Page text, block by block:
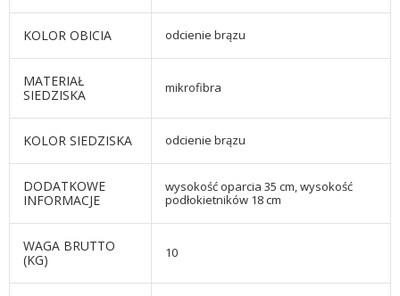
KOLOR OBICIA odcienie brązu
MATERIAŁ
SIEDZISKA
mikrofibra
KOLOR SIEDZISKA odcienie brązu
DODATKOWE
INFORMACJE
wysokość oparcia 35 cm, wysokość
podłokietników 18 cm
WAGA BRUTTO
(KG)
10